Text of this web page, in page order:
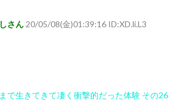
さん 20/05/08(金)01:39:16 ID:XD.li.L3
まで生きてきて凄く衝撃的だった体験 その26